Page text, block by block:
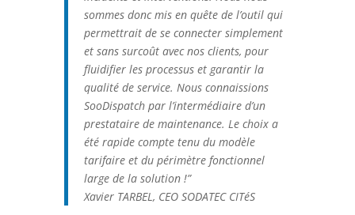
sommes donc mis en quête de l’outil qui
permettrait de se connecter simplement
et sans surcoût avec nos clients, pour
fluidifier les processus et garantir la
qualité de service. Nous connaissions
SooDispatch par l’intermédiaire d’un
prestataire de maintenance. Le choix a
été rapide compte tenu du modèle
tarifaire et du périmètre fonctionnel
large de la solution !”
Xavier TARBEL, CEO SODATEC CITéS